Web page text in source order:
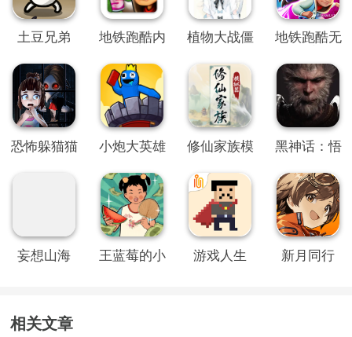
土豆兄弟
地铁跑酷内
菜单
植物大战僵
地铁跑酷无
版
恐怖躲猫猫
小炮大英雄
修仙家族模
黑神话：悟
妄想山海
王蓝莓的小
游戏人生 新月同行
相关文章